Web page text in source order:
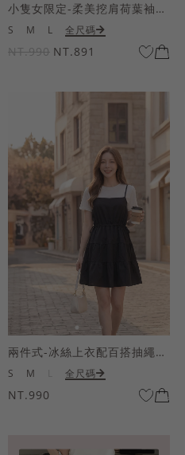
小隻女限定-柔美挖肩荷葉袖魚尾長洋裝
S M L 全尺碼
NT.990 NT.891
兩件式-冰絲上衣配百搭抽繩短洋裝
S M 全尺碼
NT.990